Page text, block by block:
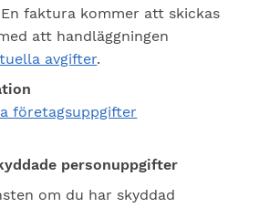
faktura kommer att skickas
att handläggningen
avgifter.
företagsuppgifter
personuppgifter
om du har skyddad